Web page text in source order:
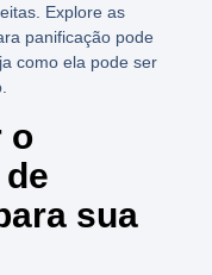
Explore as
panificaçãopode
como ela pode ser
o
sua